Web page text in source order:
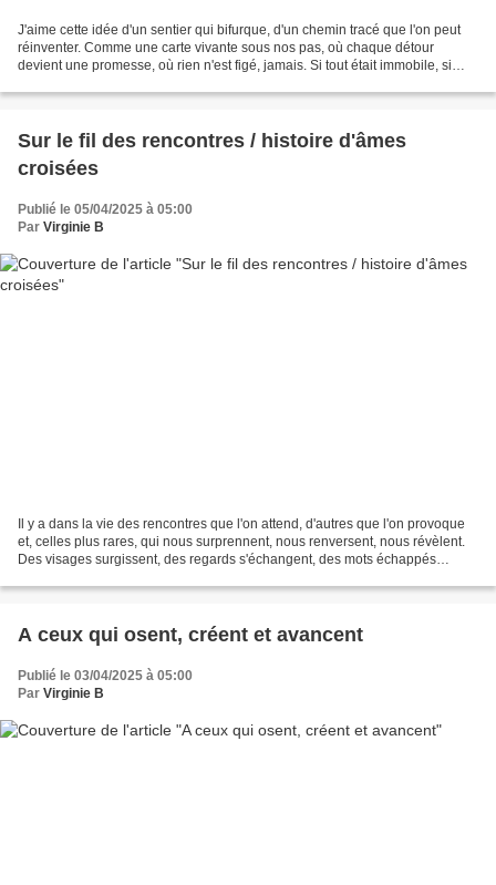
J'aime cette idée d'un sentier qui bifurque, d'un chemin tracé que l'on peut
réinventer. Comme une carte vivante sous nos pas, où chaque détour
devient une promesse, où rien n'est figé, jamais. Si tout était immobile, si
Sur le fil des rencontres / histoire d'âmes
croisées
Publié le 05/04/2025 à 05:00
Par Virginie B
Il y a dans la vie des rencontres que l'on attend, d'autres que l'on provoque
et, celles plus rares, qui nous surprennent, nous renversent, nous révèlent.
Des visages surgissent, des regards s'échangent, des mots échappés
A ceux qui osent, créent et avancent
Publié le 03/04/2025 à 05:00
Par Virginie B